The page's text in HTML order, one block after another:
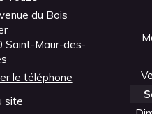
du Bois
Saint-Maur-des-
le téléphone
site